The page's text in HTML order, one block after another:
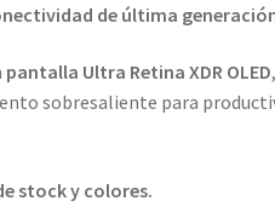
de última
pantalla Ultra Retina XDR OLED,
sobresaliente para
stock y colores.